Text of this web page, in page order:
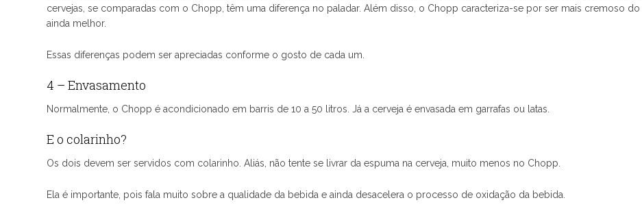
cervejas, se comparadas com o Chopp, têm uma diferença no paladar. Além disso, o Chopp caracteriza-se por ser mais cremoso
ainda melhor.
Essas diferenças podem ser apreciadas conforme o gosto de cada um.
4 – Envasamento
Normalmente, o Chopp é acondicionado em barris de 10 a 50 litros. Já a cerveja é envasada em garrafas ou latas.
E o colarinho?
Os dois devem ser servidos com colarinho. Aliás, não tente se livrar da espuma na cerveja, muito menos no Chopp.
Ela é importante, pois fala muito sobre a qualidade da bebida e ainda desacelera o processo de oxidação da bebida.